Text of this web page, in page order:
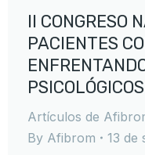
II CONGRESO
PACIENTES
Artículos de
By Afibrom
13 de